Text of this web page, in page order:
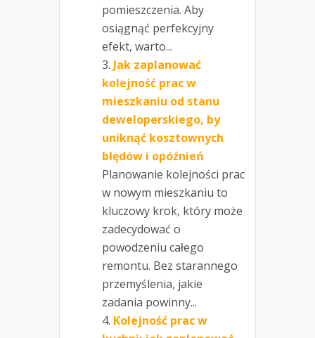
pomieszczenia. Aby
osiągnąć perfekcyjny
efekt, warto...
Jak zaplanować
kolejność prac w
mieszkaniu od stanu
deweloperskiego, by
uniknąć kosztownych
błędów i opóźnień
Planowanie kolejności prac
w nowym mieszkaniu to
kluczowy krok, który może
zadecydować o
powodzeniu całego
remontu. Bez starannego
przemyślenia, jakie
zadania powinny...
Kolejność prac w